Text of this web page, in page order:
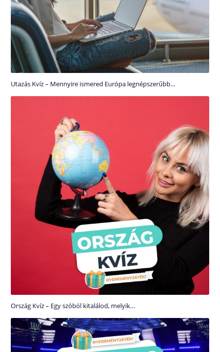
Utazás Kvíz – Mennyire ismered Európa legnépszerűbb…
Ország Kvíz – Egy szóból kitalálod, melyik…